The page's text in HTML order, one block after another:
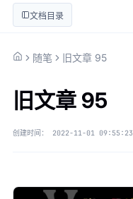
文档目录
随笔 旧文章 95
旧文章 95
创建时间： 2022-11-01 09:55:23